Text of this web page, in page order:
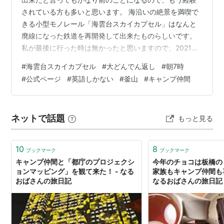
されている方も多いと思います。 海沿いの絶景を満喫で
きる小型モノレール「海雲台スカイカプセル」はなんと
廃線になった鉄道を再開発して出来たものらしいです。
私が最後に行った時は無かったと思いますので、2021年
だったのですね…。 ↑ どう考えてもこういうの無かった
よな…(^^;) もうそんなに行ってなかったのか…と改めて
ビックリしました。 今度はキャンプ仲間と行けるのが7
べてみました。 大人気のため、今では事前に予約しない
とダメなようです。 どの…
#海雲台スカイカプセル #大どんでん返し #朝7時
#公式ページ #英語しかない #釜山 #キャンプ仲間
ネットで話題 もっと見る
10 ブックマーク
キャンプ仲間と「都庁のプロジェクシ
ョンマッピング」を観て来た！ - なる
おばさんの旅日記
8 ブックマーク
今年のチョコは板橋
家族もキャンプ仲間
なるおばさんの旅日記